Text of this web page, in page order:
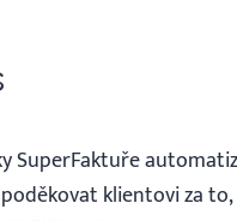
SuperFaktuře
klientovi za to,